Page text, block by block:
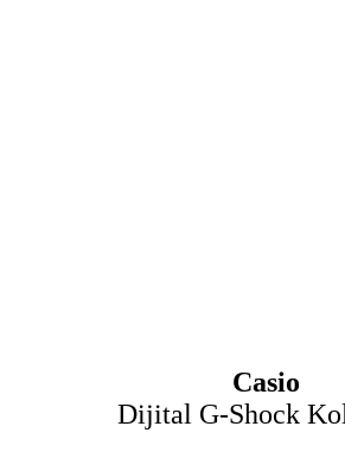
Casio
Dijital G-Shock